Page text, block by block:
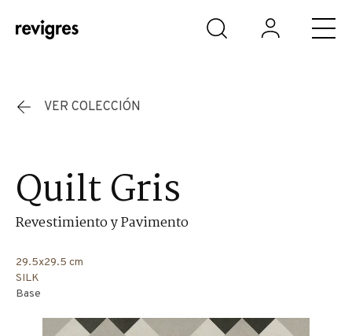
Saltar al contenido principal
VER COLECCIÓN
Quilt Gris
Revestimiento y Pavimento
29.5x29.5 cm
SILK
Base